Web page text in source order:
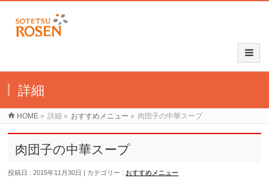
詳細
HOME » 詳細 » おすすめメニュー » 肉団子の中華スープ
肉団子の中華スープ
投稿日 : 2015年11月30日 カテゴリー : おすすめメニュー